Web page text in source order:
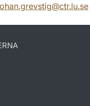
@ctr.lu.se